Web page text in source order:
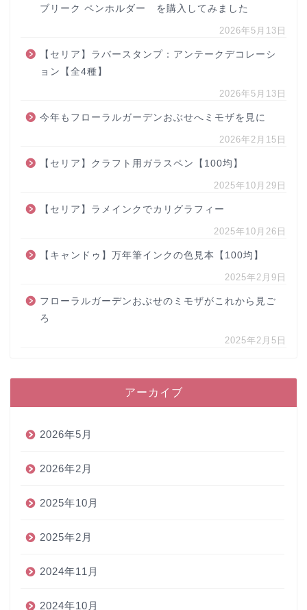
ブリーク ペンホルダー を購入してみました
2026年5月13日
【セリア】ラバースタンプ：アンテークデコレーシ
ョン【全4種】
2026年5月13日
今年もフローラルガーデンおぶせへミモザを見に
2026年2月15日
【セリア】クラフト用ガラスペン【100均】
2025年10月29日
【セリア】ラメインクでカリグラフィー
2025年10月26日
【キャンドゥ】万年筆インクの色見本【100均】
2025年2月9日
フローラルガーデンおぶせのミモザがこれから見ご
ろ
2025年2月5日
アーカイブ
2026年5月
2026年2月
2025年10月
2025年2月
2024年11月
2024年10月